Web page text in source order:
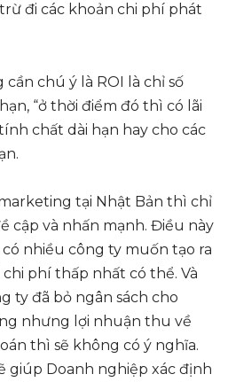
đi các khoản chi phí phát
chú ý là ROI là chỉ số
“ở thời điểm đó thì có lãi
chất dài hạn hay cho các
tại Nhật Bản thì chỉ
cập và nhấn mạnh. Điều này
nhiều công ty muốn tạo ra
phí thấp nhất có thể. Và
ty đã bỏ ngân sách cho
nhưng lợi nhuận thu về
thì sẽ không có ý nghĩa.
giúp Doanh nghiệp xác định